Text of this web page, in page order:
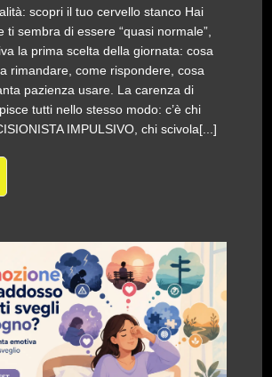
scopri il tuo cervello stanco Hai
ti sembra di essere “quasi normale”,
la prima scelta della giornata: cosa
rimandare, come rispondere, cosa
pazienza usare. La carenza di
tutti nello stesso modo: c’è chi
IMPULSIVO, chi scivola[...]